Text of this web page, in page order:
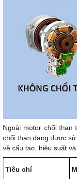
Ngoài motor chổi than
chổi than đang được
về cấu tạo, hiệu suất và
Tiêu chí